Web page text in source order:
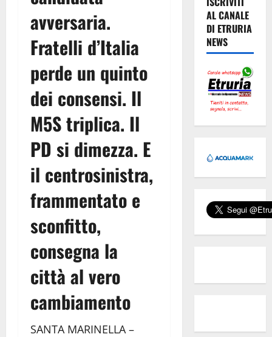
avversaria.
Fratelli d’Italia
perde un quinto
dei consensi. Il
M5S triplica. Il
PD si dimezza. E
il centrosinistra,
frammentato e
sconfitto,
consegna la
città al vero
cambiamento
SANTA MARINELLA –
AL CANALE
DI ETRURIA
NEWS